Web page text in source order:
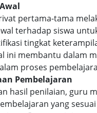
pertama-tama
terhadap siswa
tingkat
ini membantu dalam
proses
Pembelajaran
hasil penilaian, guru
yang